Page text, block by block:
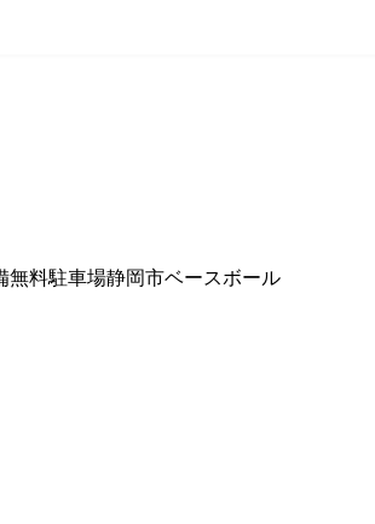
無料駐車場静岡市ベースボール